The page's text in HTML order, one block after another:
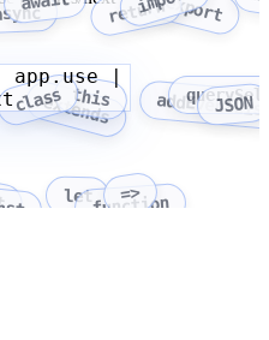
returnexport
classextends
this JSON
letfunction
=>
app.use |